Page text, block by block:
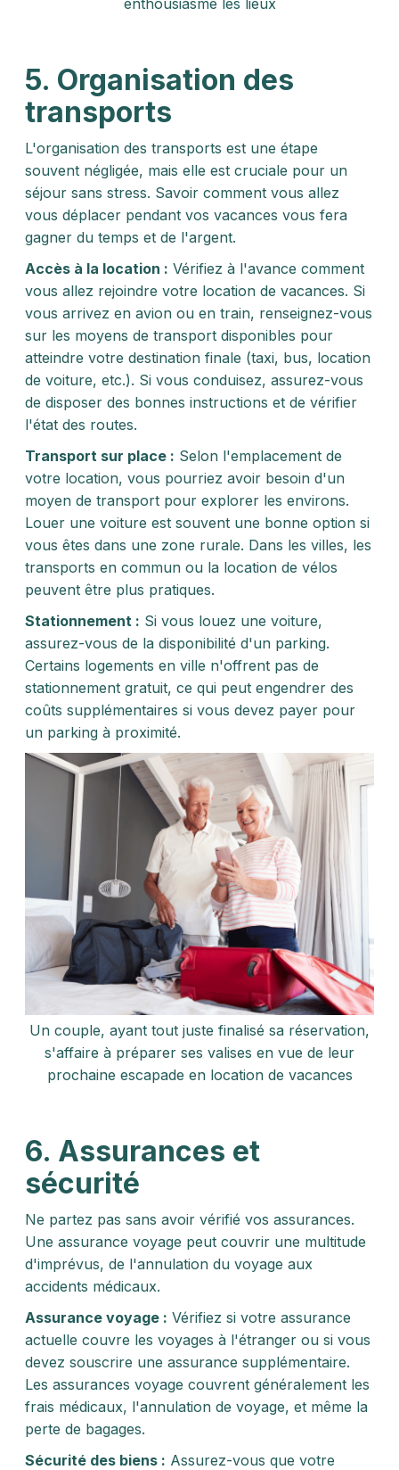
enthousiasme les lieux
5. Organisation des
transports
L'organisation des transports est une étape
souvent négligée, mais elle est cruciale pour un
séjour sans stress. Savoir comment vous allez
vous déplacer pendant vos vacances vous fera
gagner du temps et de l'argent.
Accès à la location : Vérifiez à l'avance comment
vous allez rejoindre votre location de vacances. Si
vous arrivez en avion ou en train, renseignez-vous
sur les moyens de transport disponibles pour
atteindre votre destination finale (taxi, bus, location
de voiture, etc.). Si vous conduisez, assurez-vous
de disposer des bonnes instructions et de vérifier
l'état des routes.
Transport sur place : Selon l'emplacement de
votre location, vous pourriez avoir besoin d'un
moyen de transport pour explorer les environs.
Louer une voiture est souvent une bonne option si
vous êtes dans une zone rurale. Dans les villes, les
transports en commun ou la location de vélos
peuvent être plus pratiques.
Stationnement : Si vous louez une voiture,
assurez-vous de la disponibilité d'un parking.
Certains logements en ville n'offrent pas de
stationnement gratuit, ce qui peut engendrer des
coûts supplémentaires si vous devez payer pour
un parking à proximité.
Un couple, ayant tout juste finalisé sa réservation,
s'affaire à préparer ses valises en vue de leur
prochaine escapade en location de vacances
6. Assurances et
sécurité
Ne partez pas sans avoir vérifié vos assurances.
Une assurance voyage peut couvrir une multitude
d'imprévus, de l'annulation du voyage aux
accidents médicaux.
Assurance voyage : Vérifiez si votre assurance
actuelle couvre les voyages à l'étranger ou si vous
devez souscrire une assurance supplémentaire.
Les assurances voyage couvrent généralement les
frais médicaux, l'annulation de voyage, et même la
perte de bagages.
Sécurité des biens : Assurez-vous que votre